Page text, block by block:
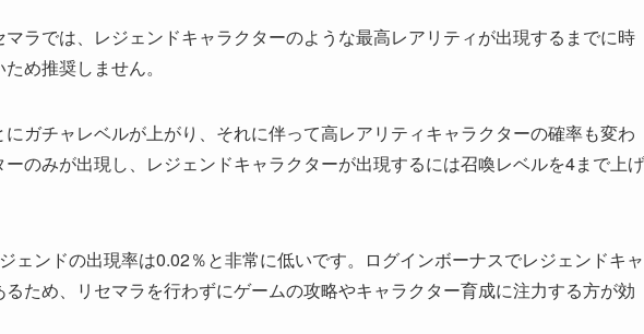
マラでは、レジェンドキャラクターのような最高レアリティが出現するまでに時
め推奨しません。
ガチャレベルが上がり、それに伴って高レアリティキャラクターの確率も変わ
のみが出現し、レジェンドキャラクターが出現するには召喚レベルを4まで上げ
ェンドの出現率は0.02％と非常に低いです。ログインボーナスでレジェンドキャ
ため、リセマラを行わずにゲームの攻略やキャラクター育成に注力する方が効